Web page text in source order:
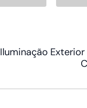
Iluminação